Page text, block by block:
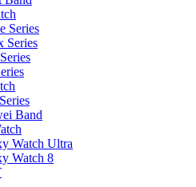
Series
Series
Band
Watch Ultra
Watch 8